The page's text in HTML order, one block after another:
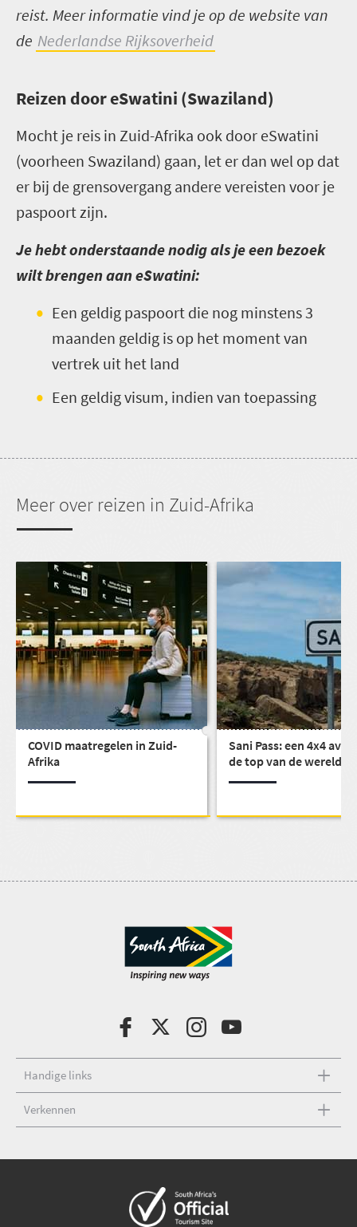
reist. Meer informatie vind je op de website van
de Nederlandse Rijksoverheid
Reizen door eSwatini (Swaziland)
Mocht je reis in Zuid-Afrika ook door eSwatini
(voorheen Swaziland) gaan, let er dan wel op dat
er bij de grensovergang andere vereisten voor je
paspoort zijn.
Je hebt onderstaande nodig als je een bezoek
wilt brengen aan eSwatini:
Een geldig paspoort die nog minstens 3
maanden geldig is op het moment van
vertrek uit het land
Een geldig visum, indien van toepassing
Meer over reizen in Zuid-Afrika
COVID maatregelen in Zuid-
Afrika
Sani Pass: een 4x4
de top van de wereld
Handige links
Verkennen